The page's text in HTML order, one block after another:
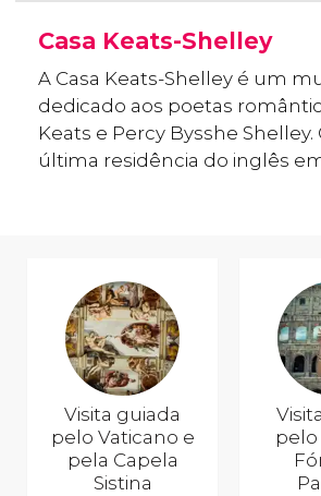
Casa Keats-Shelley
A Casa Keats-Shelley é um
dedicado aos poetas
Keats e Percy Bysshe Shelley.
última residência do inglês
Visita guiada
pelo Vaticano e
pela Capela
Sistina
pelo